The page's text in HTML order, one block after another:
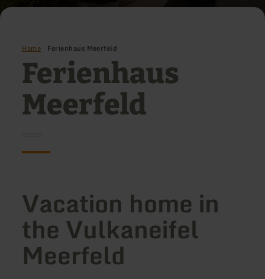
Home Ferienhaus Meerfeld
Ferienhaus
Meerfeld
Vacation home in
the Vulkaneifel
Meerfeld